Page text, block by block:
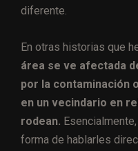
diferente.
En otras historias que
área se ve afectada
por la contaminación
en un vecindario en
rodean.
forma de hablarles